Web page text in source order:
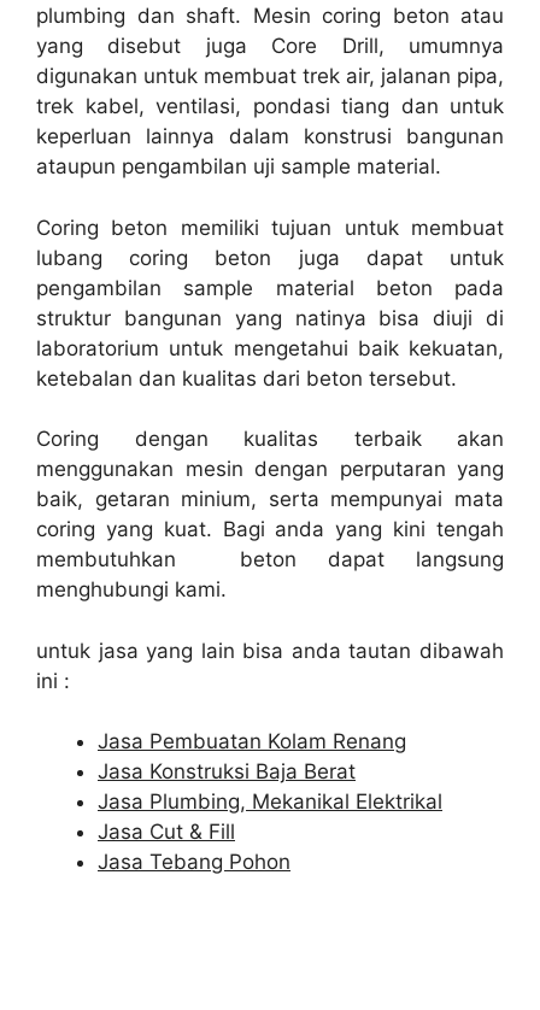
plumbing dan shaft. Mesin coring beton atau
yang disebut juga Core Drill, umumnya
digunakan untuk membuat trek air, jalanan pipa,
trek kabel, ventilasi, pondasi tiang dan untuk
keperluan lainnya dalam konstrusi bangunan
ataupun pengambilan uji sample material.
Coring beton memiliki tujuan untuk membuat
lubang coring beton juga dapat untuk
pengambilan sample material beton pada
struktur bangunan yang natinya bisa diuji di
laboratorium untuk mengetahui baik kekuatan,
ketebalan dan kualitas dari beton tersebut.
Coring dengan kualitas terbaik akan
menggunakan mesin dengan perputaran yang
baik, getaran minium, serta mempunyai mata
coring yang kuat. Bagi anda yang kini tengah
membutuhkan beton dapat langsung
menghubungi kami.
untuk jasa yang lain bisa anda tautan dibawah
ini :
Jasa Pembuatan Kolam Renang
Jasa Konstruksi Baja Berat
Jasa Plumbing, Mekanikal Elektrikal
Jasa Cut & Fill
Jasa Tebang Pohon